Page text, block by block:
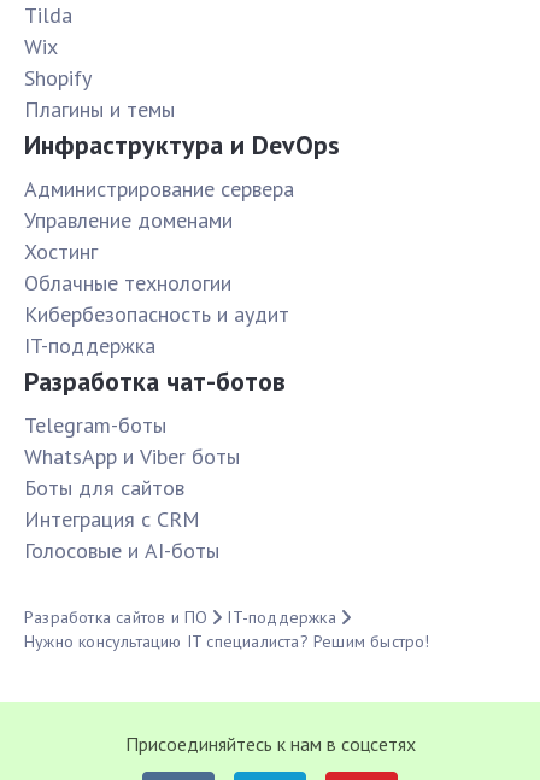
Tilda
Wix
Shopify
Плагины и темы
Инфраструктура и DevOps
Администрирование сервера
Управление доменами
Хостинг
Облачные технологии
Кибербезопасность и аудит
IT-поддержка
Разработка чат-ботов
Telegram-боты
WhatsApp и Viber боты
Боты для сайтов
Интеграция с CRM
Голосовые и AI-боты
Разработка сайтов и ПО
IT-поддержка
Нужно консультацию IT специалиста? Решим быстро!
Присоединяйтесь к нам в соцсетях